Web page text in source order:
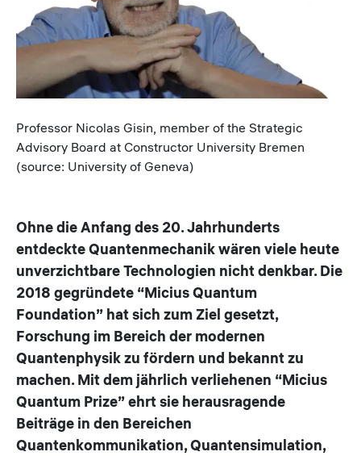
Caption
Professor Nicolas Gisin, member of the Strategic
Advisory Board at Constructor University Bremen
(source: University of Geneva)
Ohne die Anfang des 20. Jahrhunderts
entdeckte Quantenmechanik wären viele heute
unverzichtbare Technologien nicht denkbar. Die
2018 gegründete “Micius Quantum
Foundation” hat sich zum Ziel gesetzt,
Forschung im Bereich der modernen
Quantenphysik zu fördern und bekannt zu
machen. Mit dem jährlich verliehenen “Micius
Quantum Prize” ehrt sie herausragende
Beiträge in den Bereichen
Quantenkommunikation, Quantensimulation,